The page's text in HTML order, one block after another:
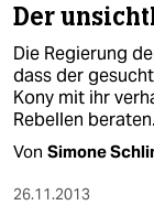
Der
Die Regierung
dass der
Kony mit ihr
Rebellen beraten.
Von Simone
26.11.2013